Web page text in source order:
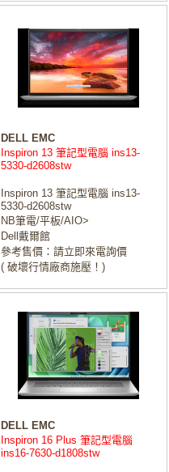
DELL EMC
Inspiron 13 筆記型電腦 ins13-
5330-d2608stw
Inspiron 13 筆記型電腦 ins13-
5330-d2608stw
NB筆電/平板/AIO>
Dell戴爾館
參考售價：請立即來電詢價
( 破壞行情廠商施壓！)
DELL EMC
Inspiron 16 Plus 筆記型電腦
ins16-7630-d1808stw